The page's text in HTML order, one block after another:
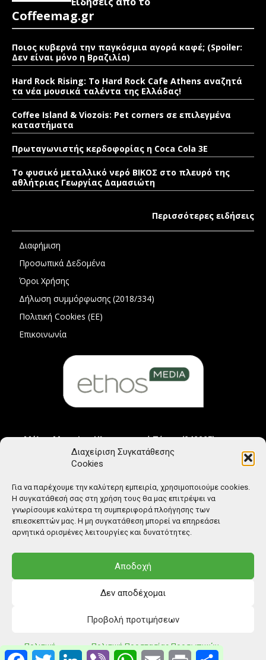
Διαχείριση Συγκατάθεσης
Cookies
Για να παρέχουμε την καλύτερη εμπειρία, χρησιμοποιούμε cookies.
Η συγκατάθεσή σας στη χρήση τους θα μας επιτρέψει να
γνωρίσουμε καλύτερα τη συμπεριφορά πλοήγησης των
επιεσκεπτών μας. Η μη συγκατάθεση μπορεί να επηρεάσει
αρνητικά ορισμένες λειτουργίες και δυνατότητες.
Αποδοχή
Δεν αποδέχομαι
Προβολή προτιμήσεων
Πολιτική
Πολιτική Προστασίας Προσωπικών
Coffeemag.gr
Ποιος κυβερνά την παγκόσμια αγορά καφέ; (Spoiler:
Δεν είναι μόνο η Βραζιλία)
Hard Rock Rising: Το Hard Rock Cafe Athens αναζητά
τα νέα μουσικά ταλέντα της Ελλάδας!
Coffee Island & Viozois: Pet corners σε επιλεγμένα
καταστήματα
Πρωταγωνιστής κερδοφορίας η Coca Cola 3E
Το φυσικό μεταλλικό νερό ΒΙΚΟΣ στο πλευρό της
αθλήτριας Γεωργίας Δαμασιώτη
Περισσότερες ειδήσεις
Διαφήμιση
Προσωπικά Δεδομένα
Όροι Χρήσης
Δήλωση συμμόρφωσης (2018/334)
Πολιτική Cookies (ΕΕ)
Επικοινωνία
Μέλος Μητρώου Ηλεκτρονικού Τύπου (242225)
© Copyright: Ethos Media S.A.
FacebookTwitter LinkedIn Viber WhatsAppEmail Print